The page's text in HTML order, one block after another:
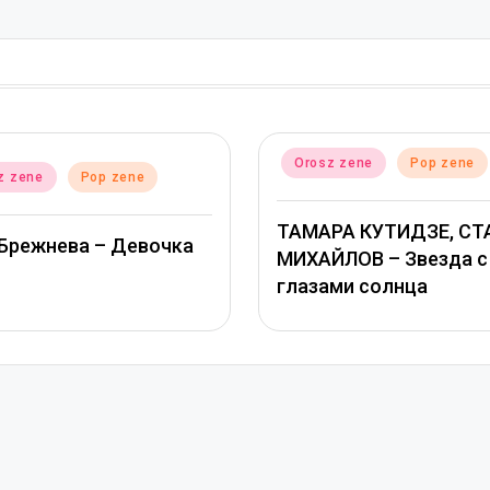
zene Pop zene
– Звезда с
солнца
Posted
Orosz zene Pop zene
Григорий Лепс, Юлия
Савичева – Любовь
оставляет шрамы –